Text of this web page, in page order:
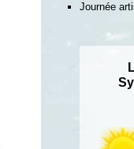
Journée